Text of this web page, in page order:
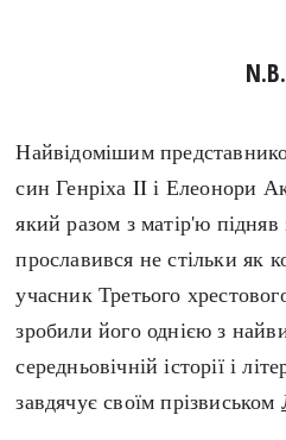
N.B.
Найвідомішим
син Генріха II і Елеонори
який разом з матір'ю підняв
прославився не стільки як
учасник Третього
зробили його однією з
середньовічній історії і
завдячує своїм прізвиськом